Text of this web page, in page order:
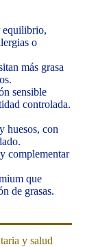
equilibrio,
o
más grasa
sensible
controlada.
huesos, con
complementar
que
de grasas.
y salud